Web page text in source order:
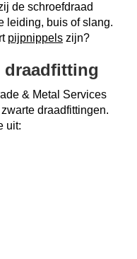
de schroefdraad
leiding, buis of slang.
pijpnippels zijn?
draadfitting
& Metal Services
draadfittingen.
uit: